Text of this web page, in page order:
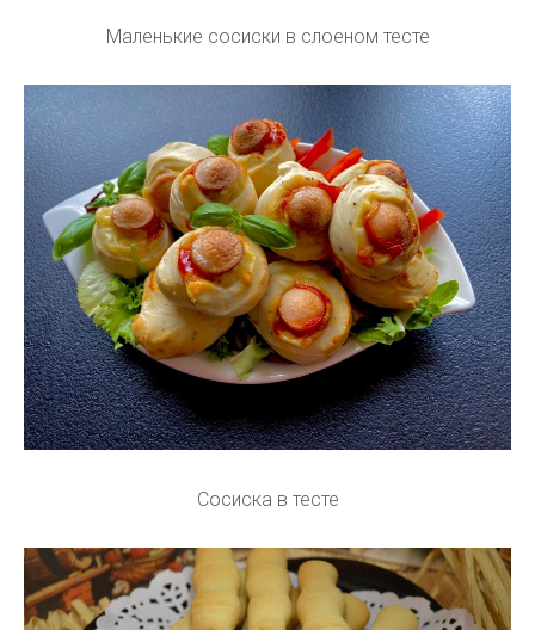
Маленькие сосиски в слоеном тесте
Сосиска в тесте